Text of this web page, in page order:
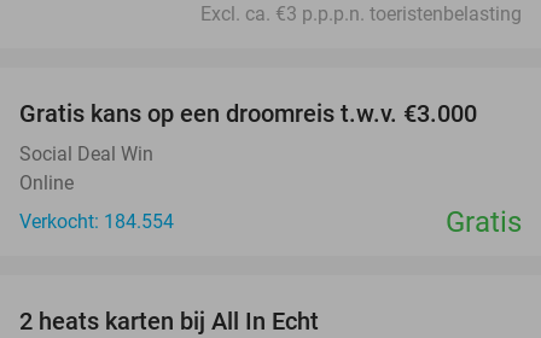
Excl. ca. €3 p.p.p.n. toeristenbelasting
Gratis kans op een droomreis t.w.v. €3.000
Social Deal Win
Online
Verkocht: 184.554
Gratis
2 heats karten bij All In Echt